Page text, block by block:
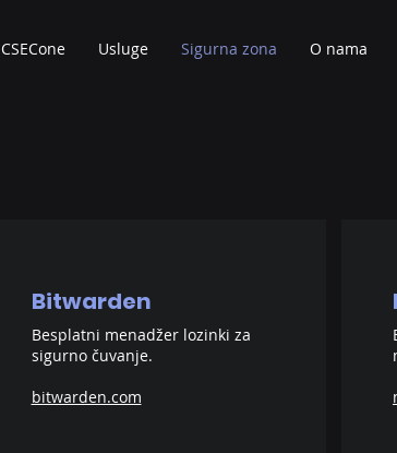
CSECone Usluge Sigurna zona O nama
Bitwarden
Besplatni menadžer lozinki za
sigurno čuvanje.
bitwarden.com